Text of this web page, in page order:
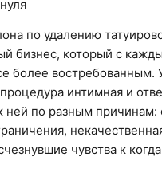
по удалению
бизнес, который с
более востребованным.
интимная и
ней по разным
чувства к